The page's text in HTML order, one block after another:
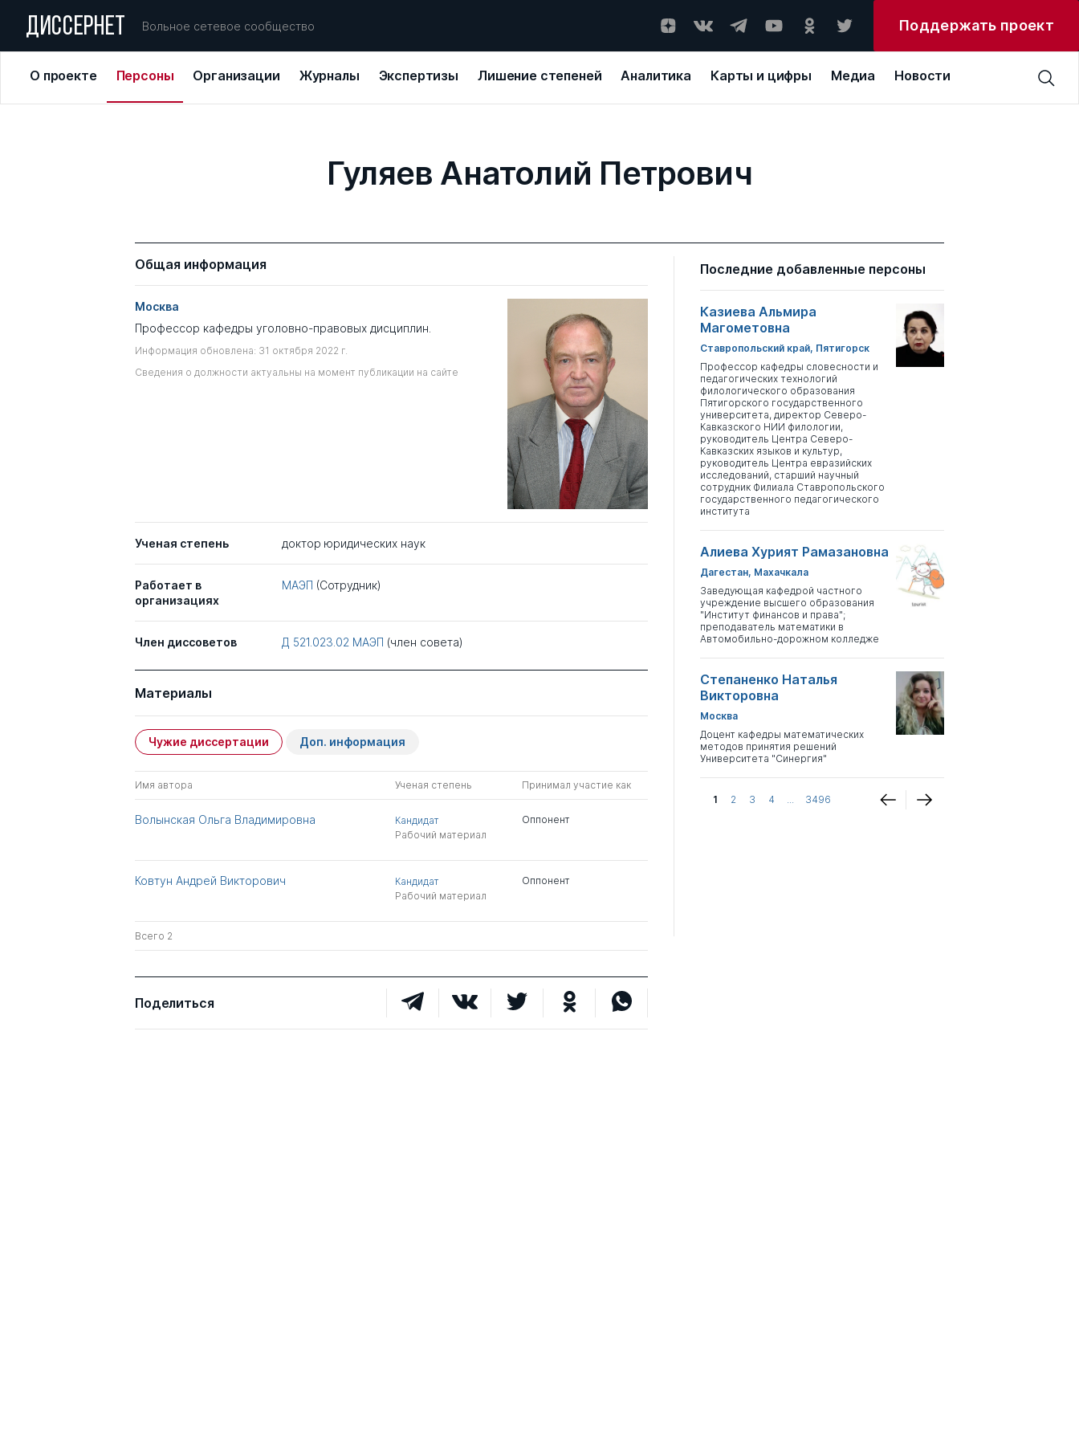
ДИССЕРНЕТ Вольное сетевое сообщество Поддержать проект
О проекте Персоны Организации Журналы Экспертизы Лишение степеней Аналитика Карты и цифры Медиа Новости
Гуляев Анатолий Петрович
Общая информация
Москва
Профессор кафедры уголовно-правовых дисциплин.
Информация обновлена: 31 октября 2022 г.
Сведения о должности актуальны на момент публикации на сайте
Ученая степень доктор юридических наук
Работает в
организациях
МАЭП (Сотрудник)
Член диссоветов Д 521.023.02 МАЭП (член совета)
Материалы
Чужие диссертации Доп. информация
Имя автора Ученая степень Принимал участие как
Волынская Ольга Владимировна
Кандидат
Рабочий материал
Оппонент
Ковтун Андрей Викторович
Кандидат
Рабочий материал
Оппонент
Всего 2
Поделиться
Последние добавленные персоны
Казиева Альмира
Магометовна
Ставропольский край, Пятигорск
Профессор кафедры словесности и
педагогических технологий
филологического образования
Пятигорского государственного
университета, директор Северо-
Кавказского НИИ филологии,
руководитель Центра Северо-
Кавказских языков и культур,
руководитель Центра евразийских
исследований, старший научный
сотрудник Филиала Ставропольского
государственного педагогического
института
Алиева Хурият Рамазановна
Дагестан, Махачкала
Заведующая кафедрой частного
учреждение высшего образования
"Институт финансов и права";
преподаватель математики в
Автомобильно-дорожном колледже
Степаненко Наталья
Викторовна
Москва
Доцент кафедры математических
методов принятия решений
Университета "Синергия"
1 2 3 4 ... 3496